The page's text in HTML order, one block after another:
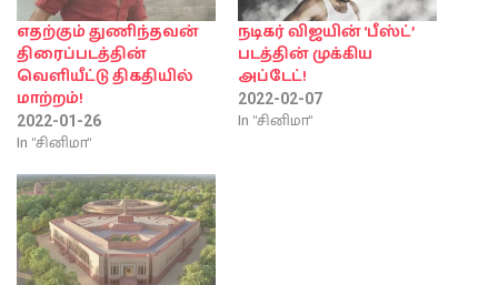
எதற்கும் துணிந்தவன்
திரைப்படத்தின்
வெளியீட்டு திகதியில்
மாற்றம்!
2022-01-26
In "சினிமா"
நடிகர் விஜயின் ‘பீஸ்ட்’
படத்தின் முக்கிய
அப்டேட்!
2022-02-07
In "சினிமா"